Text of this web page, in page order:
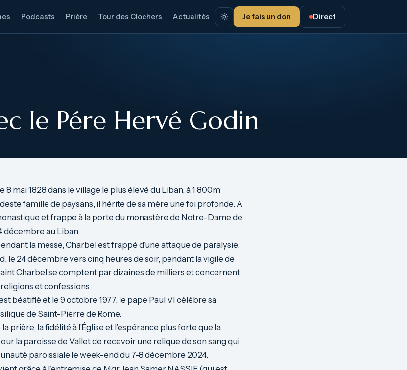
Podcasts Prière Tour des Clochers Actualités Je fais un don Direct
le Pére Hervé Godin
8 mai 1828 dans le village le plus élevé du Liban, à 1 800m
famille de paysans, il hérite de sa mère une foi profonde. A
et frappe à la porte du monastère de Notre-Dame de
décembre au Liban.
la messe, Charbel est frappé d’une attaque de paralysie.
le 24 décembre vers cinq heures de soir, pendant la vigile de
Charbel se comptent par dizaines de milliers et concernent
et confessions.
béatifié et le 9 octobre 1977, le pape Paul VI célèbre sa
de Saint-Pierre de Rome.
prière, la fidélité à l’Église et l’espérance plus forte que la
la paroisse de Vallet de recevoir une relique de son sang qui
paroissiale le week-end du 7-8 décembre 2024.